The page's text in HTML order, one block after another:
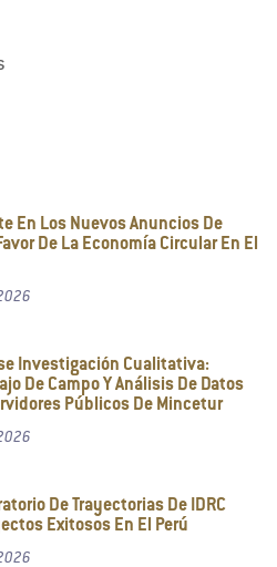
En Los Nuevos Anuncios De
De La Economía Circular En El
Investigación Cualitativa:
De Campo Y Análisis De Datos
Públicos De Mincetur
De Trayectorias De IDRC
Exitosos En El Perú